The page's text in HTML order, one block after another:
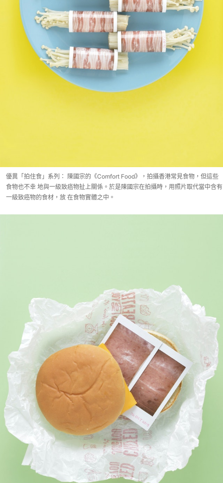
優異「拍住食」系列： 陳國宗的《Comfort Food》，拍攝香港常見食物，但這些
食物也不幸 地與一級致癌物扯上關係。於是陳國宗在拍攝時，用照片取代當中含有
一級致癌物的食材，放 在食物實體之中。